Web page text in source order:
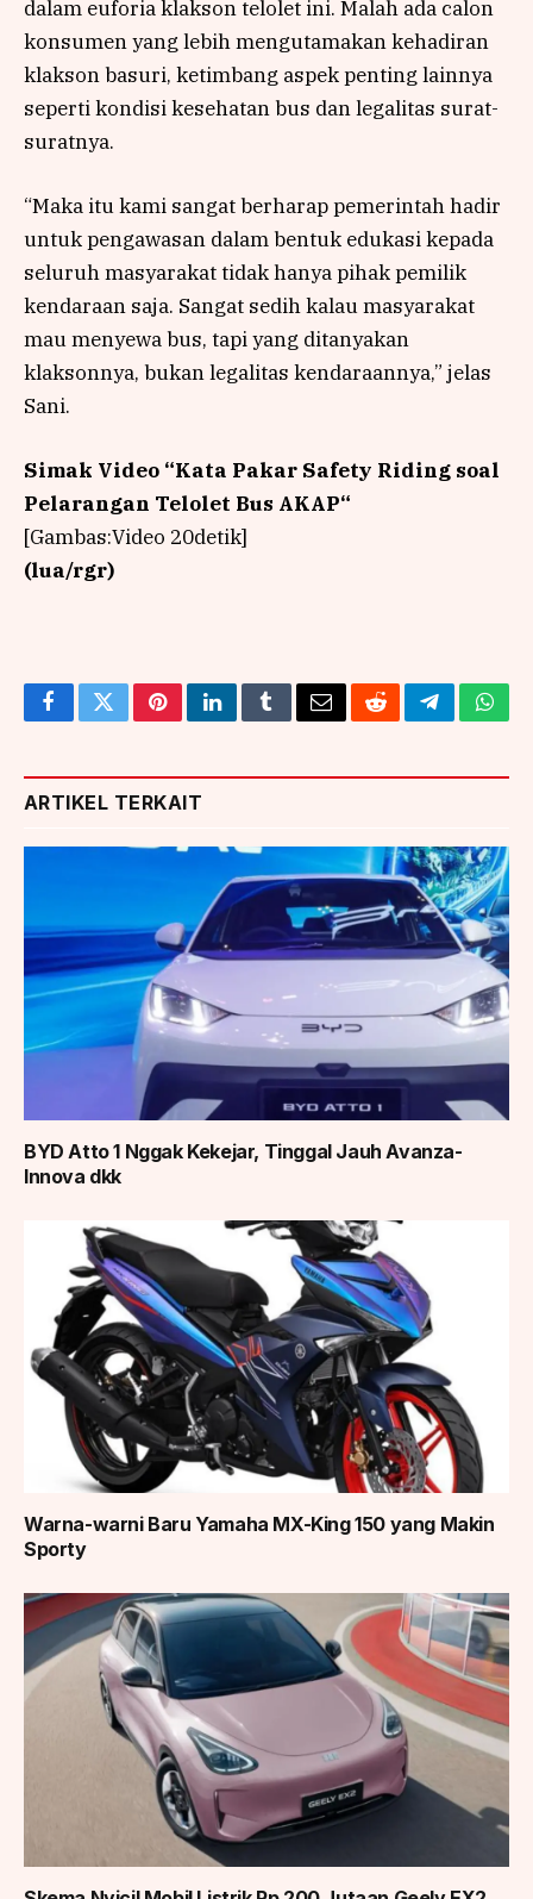
dalam euforia klakson telolet ini. Malah ada calon
konsumen yang lebih mengutamakan kehadiran
klakson basuri, ketimbang aspek penting lainnya
seperti kondisi kesehatan bus dan legalitas surat-
suratnya.
“Maka itu kami sangat berharap pemerintah hadir
untuk pengawasan dalam bentuk edukasi kepada
seluruh masyarakat tidak hanya pihak pemilik
kendaraan saja. Sangat sedih kalau masyarakat
mau menyewa bus, tapi yang ditanyakan
klaksonnya, bukan legalitas kendaraannya,” jelas
Sani.
Simak Video “Kata Pakar Safety Riding soal
Pelarangan Telolet Bus AKAP“
[Gambas:Video 20detik]
(lua/rgr)
FacebookTwitterPinterestLinkedInTumblrEmailRedditTelegram
ARTIKEL TERKAIT
BYD Atto 1 Nggak Kekejar, Tinggal Jauh Avanza-
Innova dkk
Warna-warni Baru Yamaha MX-King 150 yang Makin
Sporty